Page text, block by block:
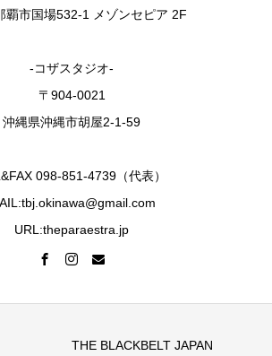
覇市国場532-1 メゾンセピア 2F
-コザスタジオ-
〒904-0021
沖縄県沖縄市胡屋2-1-59
098-851-4739（代表）
URL:theparaestra.jp
THE BLACKBELT JAPAN